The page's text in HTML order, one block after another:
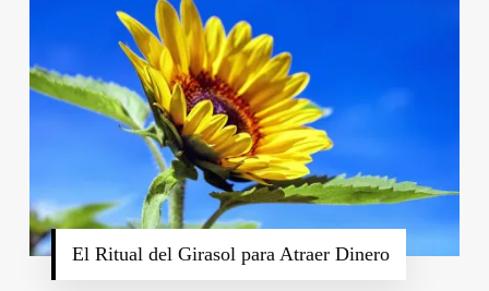
El Ritual del Girasol para Atraer Dinero